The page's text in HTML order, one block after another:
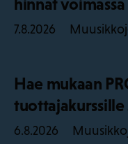
hinnat voimassa
7.8.2026
Hae mukaan
tuottajakurssille
6.8.2026